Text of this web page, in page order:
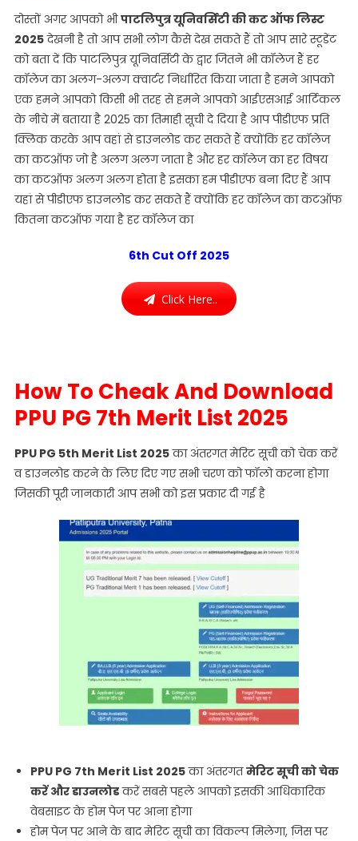
दोस्तों अगर आपको भीपाटलिपुत्र यूनिवर्सिटी की कट ऑफ लिस्ट
2025देखनी है तो आप सभी लोग कैसे देख सकते हैं तो आप सारे स्टूडेंट
को बता दें कि पाटलिपुत्र यूनिवर्सिटी के द्वार जितने भी कॉलेज हैं हर
कॉलेज का अलग-अलग क्वार्टर निर्धारित किया जाता है हमने आपको
एक हमने आपको किसी भी तरह से हमने आपको आईएसआई आर्टिकल
के नीचे में बताया है 2025 का तिमाही सूची दे दिया है आप पीडीएफ प्रति
क्लिक करके आप वहां से डाउनलोड कर सकते हैं क्योंकि हर कॉलेज
का कटऑफ जो है अलग अलग जाता है और हर कॉलेज का हर विषय
का कटऑफ अलग अलग होता है इसका हम पीडीएफ बना दिए हैं आप
यहां से पीडीएफ डाउनलोड कर सकते हैं क्योंकि हर कॉलेज का कटऑफ
कितना कटऑफ गया है हर कॉलेज का
6th Cut Off 2025
Click Here..
How To Cheak And Download
PPU PG 7th Merit List 2025
PPU PG 5th Merit List 2025का अंतरगत मेरिट सूची को चेक करें
व डाउनलोड करने के लिए दिए गए सभी चरण को फॉलो करना होगा
जिसकी पूरी जानकारी आप सभी को इस प्रकार दी गई है
PPU PG 7th Merit List 2025का अंतरगतमेरिट सूची को चेक
करें और डाउनलोडकरें सबसे पहले आपको इसकी आधिकारिक
वेबसाइट के होम पेज पर आना होगा
होम पेज पर आने के बाद मेरिट सूची का विकल्प मिलेगा, जिस पर